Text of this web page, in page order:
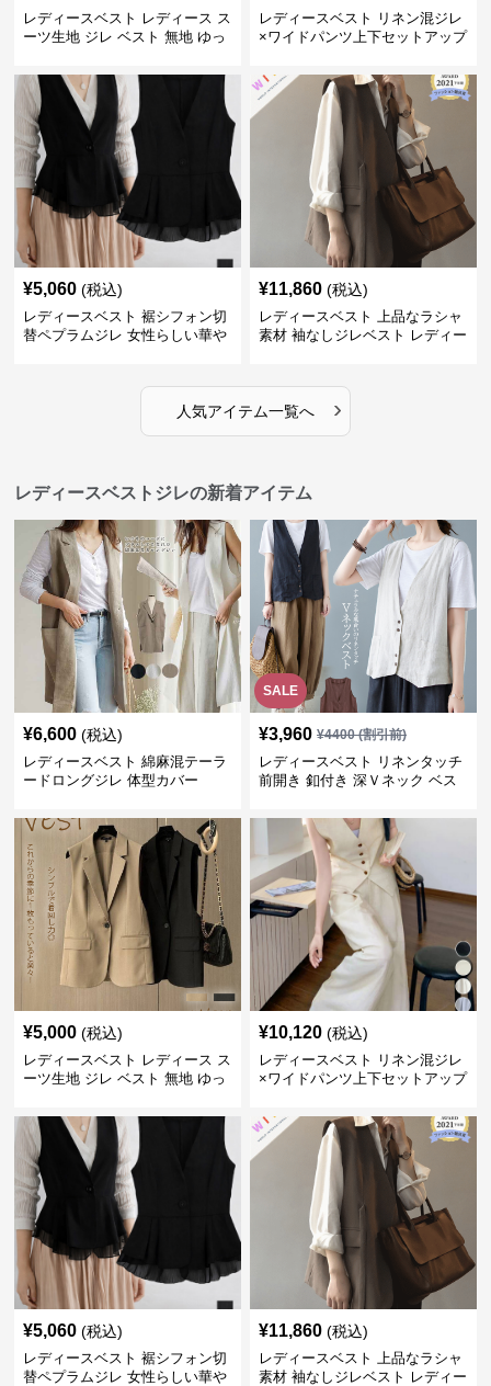
レディースベスト レディース ス
ーツ生地 ジレ ベスト 無地 ゆっ
レディースベスト リネン混ジレ
×ワイドパンツ上下セットアップ
¥5,060 (税込)
レディースベスト 裾シフォン切
替ペプラムジレ 女性らしい華や
¥11,860 (税込)
レディースベスト 上品なラシャ
素材 袖なしジレベスト レディー
人気アイテム一覧へ ›
レディースベストジレの新着アイテム
¥6,600 (税込)
レディースベスト 綿麻混テーラ
ードロングジレ 体型カバー
SALE
¥3,960 ¥4400(割引前)
レディースベスト リネンタッチ
前開き 釦付き 深Ｖネック ベス
¥5,000 (税込)
レディースベスト レディース ス
ーツ生地 ジレ ベスト 無地 ゆっ
¥10,120 (税込)
レディースベスト リネン混ジレ
×ワイドパンツ上下セットアップ
¥5,060 (税込)
レディースベスト 裾シフォン切
替ペプラムジレ 女性らしい華や
¥11,860 (税込)
レディースベスト 上品なラシャ
素材 袖なしジレベスト レディー